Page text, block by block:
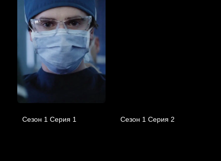
Сезон 1 Серия 1 Сезон 1 Серия 2